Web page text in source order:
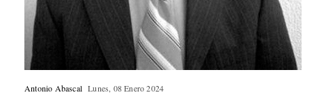
Antonio Abascal Lunes, 08 Enero 2024